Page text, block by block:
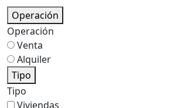
Operación
Operación
Venta
Alquiler
Tipo
Tipo
Viviendas